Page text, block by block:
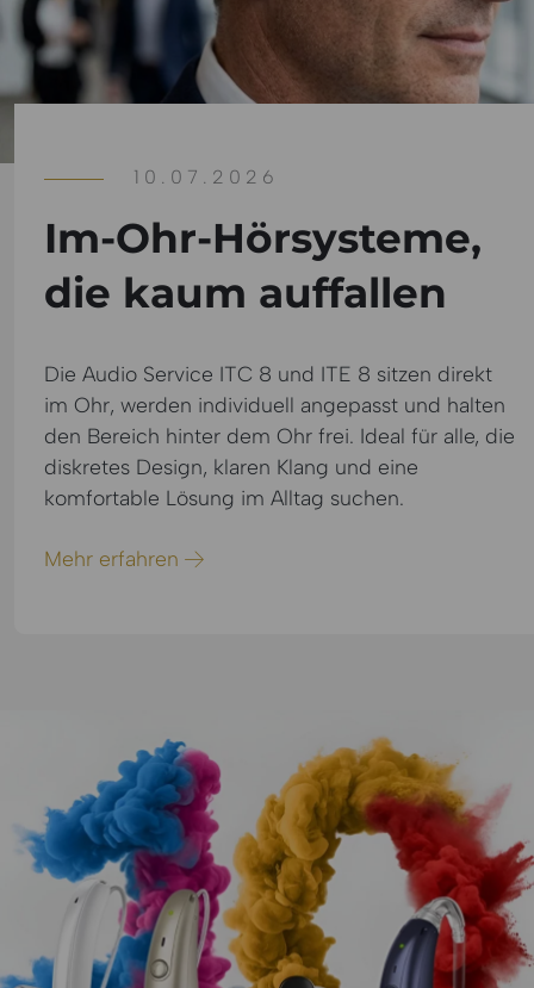
10.07.2026
Im-Ohr-Hörsysteme,
die kaum auffallen
Die Audio Service ITC 8 und ITE 8 sitzen direkt
im Ohr, werden individuell angepasst und halten
den Bereich hinter dem Ohr frei. Ideal für alle, die
diskretes Design, klaren Klang und eine
komfortable Lösung im Alltag suchen.
Mehr erfahren